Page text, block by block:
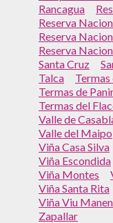
Rancagua
Reserva
Reserva
Reserva
Santa Cruz
Talca
Termas
Termas de
Termas del
Valle de
Valle del Maipo
Viña Casa Silva
Viña Escondida
Viña Montes
Viña Santa Rita
Viña Viu
Zapallar